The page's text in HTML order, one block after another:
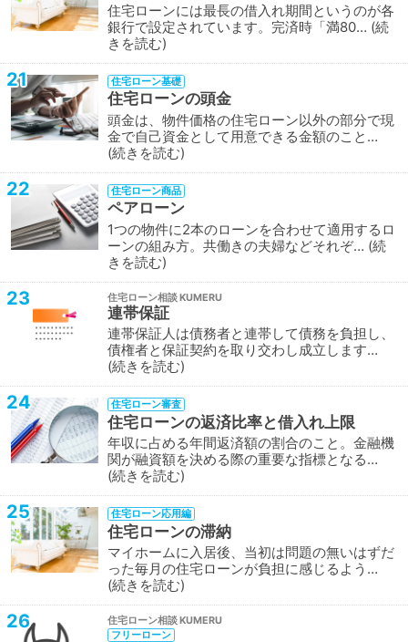
住宅ローンには最長の借入れ期間というのが各
銀行で設定されています。完済時「満80… 続
きを読む
21 住宅ローン基礎
住宅ローンの頭金
頭金は、物件価格の住宅ローン以外の部分で現
金で自己資金として用意できる金額のこと…
続きを読む
22 住宅ローン商品
ペアローン
1つの物件に2本のローンを合わせて適用するロ
ーンの組み方。共働きの夫婦などそれぞ… 続
きを読む
23 住宅ローン相談
連帯保証
連帯保証人は債務者と連帯して債務を負担し、
債権者と保証契約を取り交わし成立します…
続きを読む
24 住宅ローン審査
住宅ローンの返済比率と借入れ上限
年収に占める年間返済額の割合のこと。金融機
関が融資額を決める際の重要な指標となる…
続きを読む
25 住宅ローン応用編
住宅ローンの滞納
マイホームに入居後、当初は問題の無いはずだ
った毎月の住宅ローンが負担に感じるよう…
続きを読む
26
住宅ローン相談
フリーローン